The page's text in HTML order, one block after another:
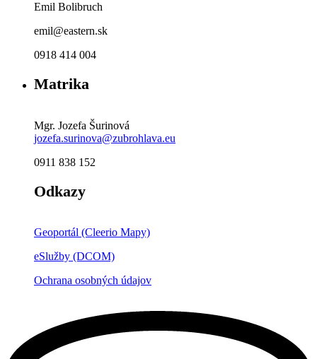
Emil Bolibruch
emil@eastern.sk
0918 414 004
Matrika
Mgr. Jozefa Šurinová
jozefa.surinova@zubrohlava.eu
0911 838 152
Odkazy
Geoportál (Cleerio Mapy)
eSlužby (DCOM)
Ochrana osobných údajov